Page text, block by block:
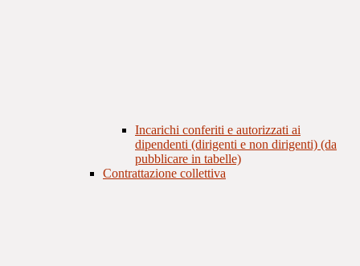
Incarichi conferiti e autorizzati ai
dipendenti (dirigenti e non dirigenti) (da
pubblicare in tabelle)
Contrattazione collettiva